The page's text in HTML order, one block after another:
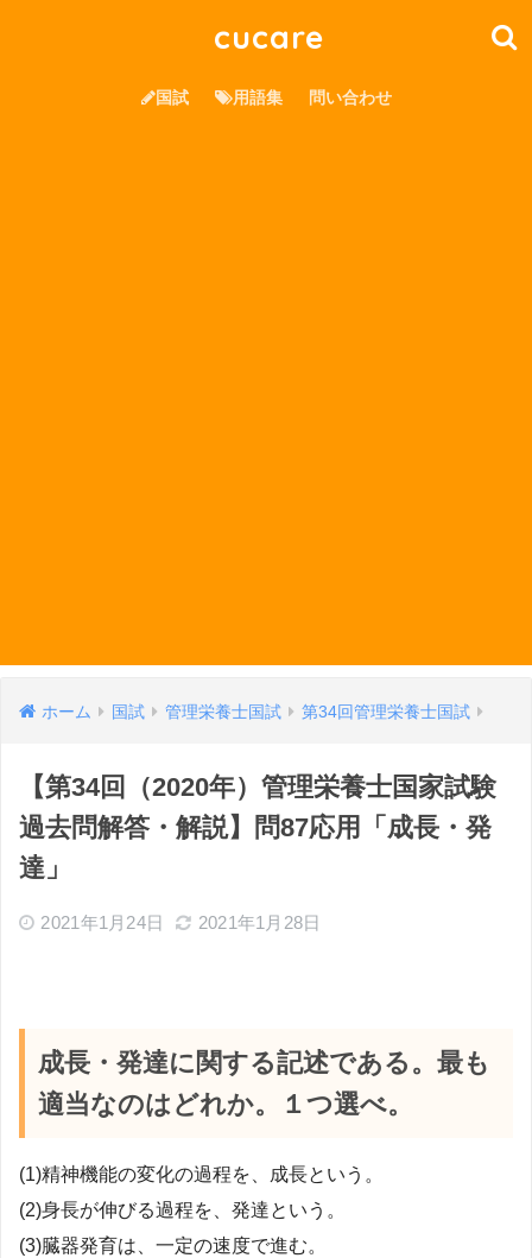
cucare
国試 用語集 問い合わせ
ホーム 国試 管理栄養士国試 第34回管理栄養士国試
【第34回（2020年）管理栄養士国家試験
過去問解答・解説】問87応用「成長・発
達」
2021年1月24日 2021年1月28日
成長・発達に関する記述である。最も
適当なのはどれか。１つ選べ。
(1)精神機能の変化の過程を、成長という。
(2)身長が伸びる過程を、発達という。
(3)臓器発育は、一定の速度で進む。